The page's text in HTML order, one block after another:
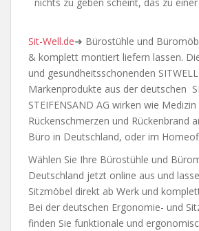
nichts zu geben scheint, das zu
Sit-Well.de➜ Bürostühle und
& komplett montiert liefern lassen.
und gesundheitsschonenden
Markenprodukte aus der deutschen
STEIFENSAND AG wirken wie
Rückenschmerzen und Rückenbrand
Büro in Deutschland, oder im
Wählen Sie Ihre Bürostühle und
Deutschland jetzt online aus und
Sitzmöbel direkt ab Werk und
Bei der deutschen Ergonomie- und
finden Sie funktionale und